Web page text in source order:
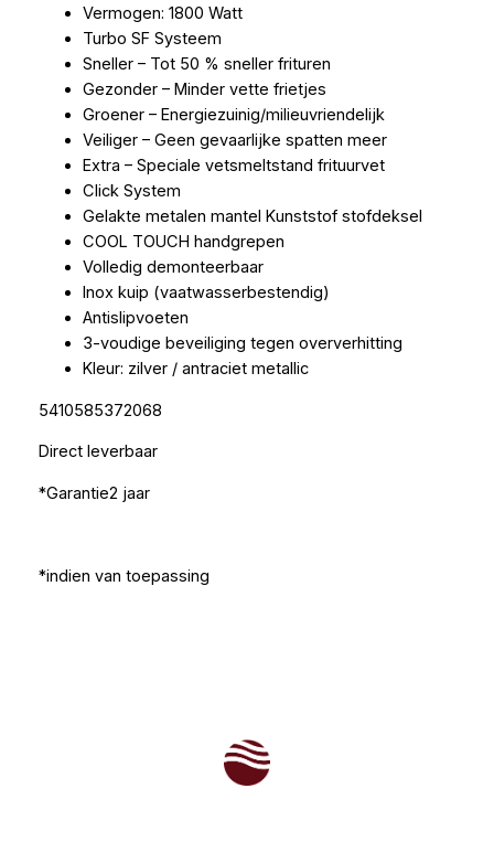
Vermogen: 1800 Watt
Turbo SF Systeem
Sneller – Tot 50 % sneller frituren
Gezonder – Minder vette frietjes
Groener – Energiezuinig/milieuvriendelijk
Veiliger – Geen gevaarlijke spatten meer
Extra – Speciale vetsmeltstand frituurvet
Click System
Gelakte metalen mantel Kunststof stofdeksel
COOL TOUCH handgrepen
Volledig demonteerbaar
Inox kuip (vaatwasserbestendig)
Antislipvoeten
3-voudige beveiliging tegen oververhitting
Kleur: zilver / antraciet metallic
5410585372068
Direct leverbaar
*Garantie2 jaar
*indien van toepassing